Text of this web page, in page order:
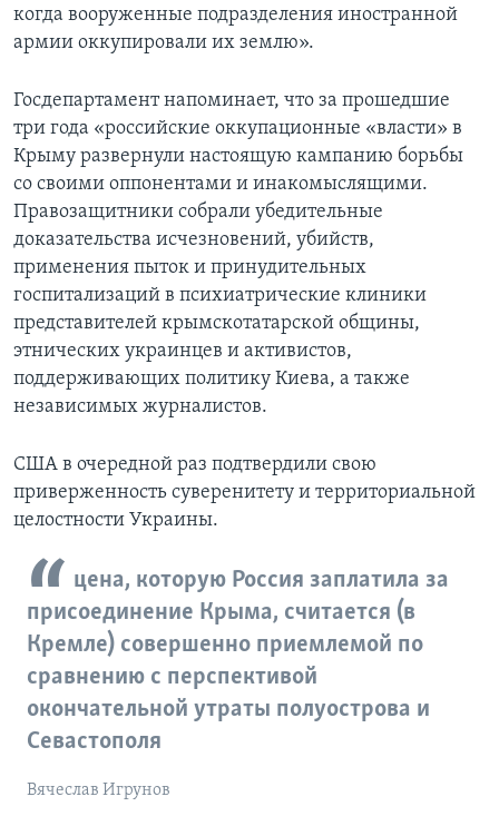
когда вооруженные подразделения иностранной
армии оккупировали их землю».
Госдепартамент напоминает, что за прошедшие
три года «российские оккупационные «власти» в
Крыму развернули настоящую кампанию борьбы
со своими оппонентами и инакомыслящими.
Правозащитники собрали убедительные
доказательства исчезновений, убийств,
применения пыток и принудительных
госпитализаций в психиатрические клиники
представителей крымскотатарской общины,
этнических украинцев и активистов,
поддерживающих политику Киева, а также
независимых журналистов.
США в очередной раз подтвердили свою
приверженность суверенитету и территориальной
целостности Украины.
цена, которую Россия заплатила за
присоединение Крыма, считается (в
Кремле) совершенно приемлемой по
сравнению с перспективой
окончательной утраты полуострова и
Севастополя
Вячеслав Игрунов